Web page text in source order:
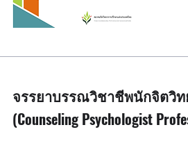
จรรยาบรรณวิชาชีพนักจิตวิท
(Counseling Psychologist